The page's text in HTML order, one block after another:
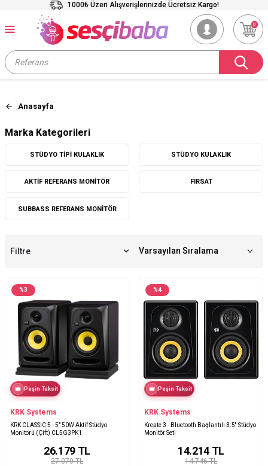
1000₺ Üzeri Alışverişlerinizde Ücretsiz Kargo!
0
Anasayfa
Marka Kategorileri
STÜDYO TIPI KULAKLIK STÜDYO KULAKLIK
AKTIF REFERANS MONITÖR FIRSAT
SUBBASS REFERANS MONITÖR
Filtre
%3
Peşin Taksit
KRK Systems
KRK CLASSIC 5 - 5" 50W Aktif Stüdyo
Monitorü (Çift) CL5G3PK1
27.070 TL
26.179TL
%4
Peşin Taksit
KRK Systems
Kreate 3 - Bluetooth Bağlantılı 3.5'' Stüdyo
Monitör Seti
14.746 TL
14.214TL